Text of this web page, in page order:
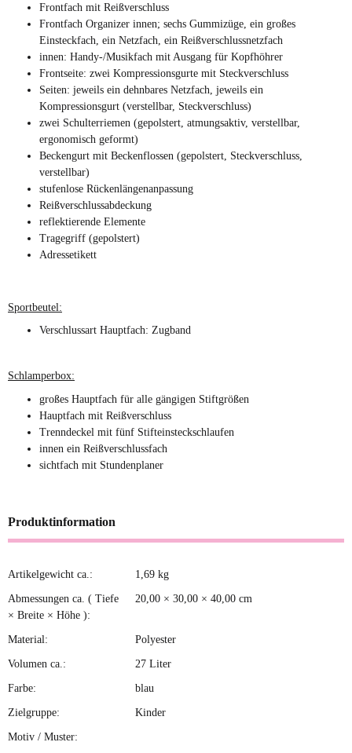
1x2 be Sportbeutel 62110
String Bag GYM Blue 055
Sofort verfügbar
Lieferzeit:1 - 3 Tage(DE -
Ausland abweichend)
9,99 €* 15,99 €
Top
1x2 be Schlamperbox
61910 Pencil Case Blue 055
Sofort verfügbar
Lieferzeit:1 - 3 Tage (DE -
Ausland abweichend)
Frontfach mit Reißverschluss
Frontfach Organizer innen; sechs Gummizüge, ein großes
Einsteckfach, ein Netzfach, ein Reißverschlussnetzfach
innen: Handy-/Musikfach mit Ausgang für Kopfhöhrer
Frontseite: zwei Kompressionsgurte mit Steckverschluss
Seiten: jeweils ein dehnbares Netzfach, jeweils ein
Kompressionsgurt (verstellbar, Steckverschluss)
zwei Schulterriemen (gepolstert, atmungsaktiv, verstellbar,
ergonomisch geformt)
Beckengurt mit Beckenflossen (gepolstert, Steckverschluss,
verstellbar)
stufenlose Rückenlängenanpassung
Reißverschlussabdeckung
reflektierende Elemente
Tragegriff (gepolstert)
Adressetikett
Sportbeutel:
Verschlussart Hauptfach: Zugband
Schlamperbox:
großes Hauptfach für alle gängigen Stiftgrößen
Hauptfach mit Reißverschluss
Trenndeckel mit fünf Stifteinsteckschlaufen
innen ein Reißverschlussfach
sichtfach mit Stundenplaner
Produktinformation
Produkteigenschaft
Wert
Artikelgewicht ca.: 1,69 kg
Abmessungen ca. ( Tiefe
× Breite × Höhe ):
20,00 × 30,00 × 40,00 cm
Material: Polyester
Volumen ca.: 27 Liter
Farbe: blau
Zielgruppe: Kinder
Motiv / Muster: